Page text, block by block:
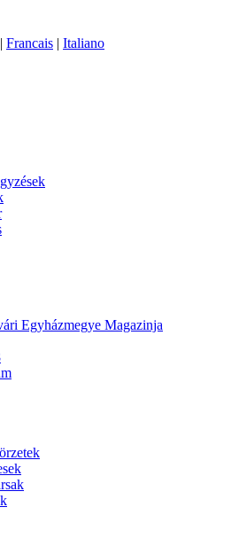
| Francais | Italiano
Egyházmegye Magazinja